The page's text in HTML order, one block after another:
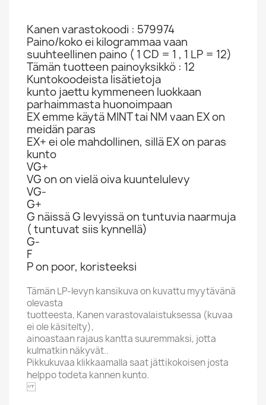
Kanen varastokoodi : 579974
Paino/koko ei kilogrammaa vaan
suuhteellinen paino ( 1 CD = 1 , 1 LP = 12)
Tämän tuotteen painoyksikkö : 12
Kuntokoodeista lisätietoja
kunto jaettu kymmeneen luokkaan
parhaimmasta huonoimpaan
EX emme käytä MINT tai NM vaan EX on
meidän paras
EX+ ei ole mahdollinen, sillä EX on paras
kunto
VG+
VG on on vielä oiva kuuntelulevy
VG-
G+
G näissä G levyissä on tuntuvia naarmuja
( tuntuvat siis kynnellä)
G-
F
P on poor, koristeeksi
Tämän LP-levyn kansikuva on kuvattu myytävänä
olevasta
tuotteesta, Kanen varastovalaistuksessa (kuvaa
ei ole käsitelty),
ainoastaan rajaus kantta suuremmaksi, jotta
kulmatkin näkyvät..
Pikkukuvaa klikkaamalla saat jättikokoisen josta
helppo todeta kannen kunto.